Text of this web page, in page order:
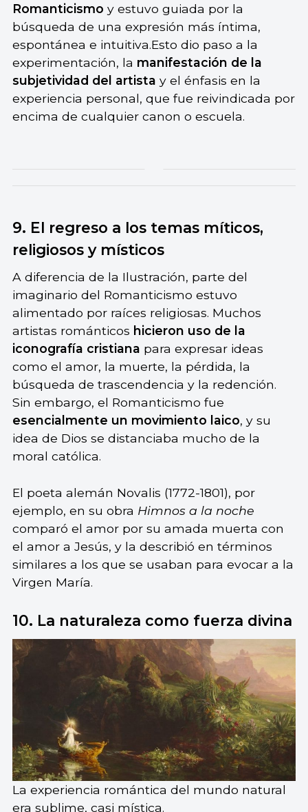
Romanticismo y estuvo guiada por la
búsqueda de una expresión más íntima,
espontánea e intuitiva.Esto dio paso a la
experimentación, la manifestación de la
subjetividad del artista y el énfasis en la
experiencia personal, que fue reivindicada por
encima de cualquier canon o escuela.
9. El regreso a los temas míticos,
religiosos y místicos
A diferencia de la Ilustración, parte del
imaginario del Romanticismo estuvo
alimentado por raíces religiosas. Muchos
artistas románticos hicieron uso de la
iconografía cristiana para expresar ideas
como el amor, la muerte, la pérdida, la
búsqueda de trascendencia y la redención.
Sin embargo, el Romanticismo fue
esencialmente un movimiento laico, y su
idea de Dios se distanciaba mucho de la
moral católica.
El poeta alemán Novalis (1772-1801), por
ejemplo, en su obra Himnos a la noche
comparó el amor por su amada muerta con
el amor a Jesús, y la describió en términos
similares a los que se usaban para evocar a la
Virgen María.
10. La naturaleza como fuerza divina
La experiencia romántica del mundo natural
era sublime, casi mística.